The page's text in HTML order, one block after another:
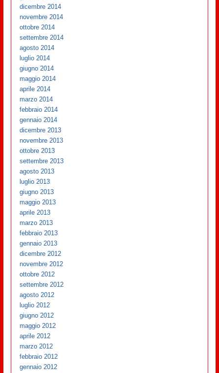
dicembre 2014
novembre 2014
ottobre 2014
settembre 2014
agosto 2014
luglio 2014
giugno 2014
maggio 2014
aprile 2014
marzo 2014
febbraio 2014
gennaio 2014
dicembre 2013
novembre 2013
ottobre 2013
settembre 2013
agosto 2013
luglio 2013
giugno 2013
maggio 2013
aprile 2013
marzo 2013
febbraio 2013
gennaio 2013
dicembre 2012
novembre 2012
ottobre 2012
settembre 2012
agosto 2012
luglio 2012
giugno 2012
maggio 2012
aprile 2012
marzo 2012
febbraio 2012
gennaio 2012